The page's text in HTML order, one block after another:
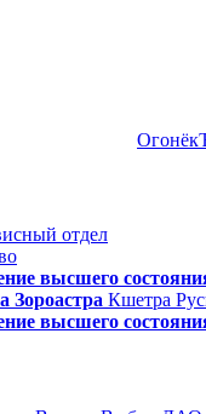
отдел
высшего
Зороастра Кшетра
высшего